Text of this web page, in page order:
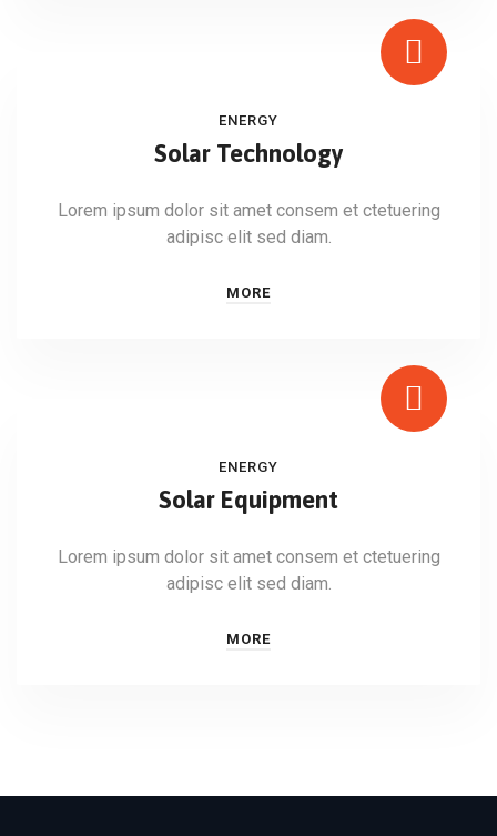
ENERGY
Solar Technology
Lorem ipsum dolor sit amet consem et ctetuering
adipisc elit sed diam.
MORE
ENERGY
Solar Equipment
Lorem ipsum dolor sit amet consem et ctetuering
adipisc elit sed diam.
MORE